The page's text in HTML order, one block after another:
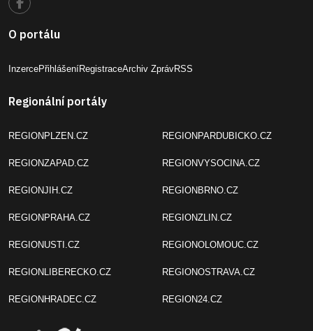
O portálu
InzercePřihlášeníRegistraceArchiv ZprávRSS
Regionální portály
REGIONPLZEN.CZ
REGIONZAPAD.CZ
REGIONJIH.CZ
REGIONPRAHA.CZ
REGIONUSTI.CZ
REGIONLIBERECKO.CZ
REGIONHRADEC.CZ
REGIONPARDUBICKO.CZ
REGIONVYSOCINA.CZ
REGIONBRNO.CZ
REGIONZLIN.CZ
REGIONOLOMOUC.CZ
REGIONOSTRAVA.CZ
REGION24.CZ